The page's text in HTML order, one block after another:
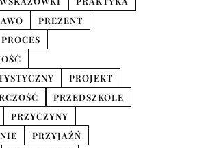
PREZENT
PROCES
PROJEKT
PRZEDSZKOLE
PRZYCZYNY
PRZYJAŹŃ